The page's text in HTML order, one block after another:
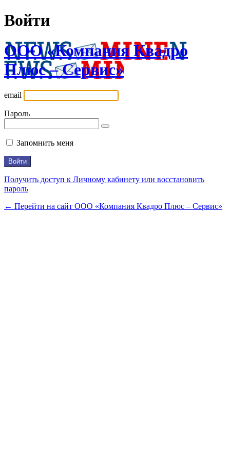
Войти
ООО «Компания Квадро
Плюс – Сервис»
email
Пароль
Запомнить меня
Получить доступ к Личному кабинету или восстановить
пароль
← Перейти на сайт ООО «Компания Квадро Плюс – Сервис»